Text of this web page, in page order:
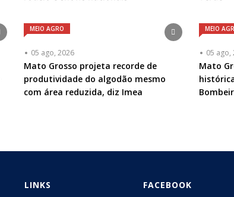
MEIO AGRO
05 ago, 2026
Mato Grosso projeta recorde de
produtividade do algodão mesmo
com área reduzida, diz Imea
MEIO
05 ago,
Mato
LINKS FACEBOOK